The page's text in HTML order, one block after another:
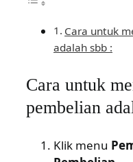
Cara untuk
adalah sbb :
Cara untuk
pembelian
Klik menu